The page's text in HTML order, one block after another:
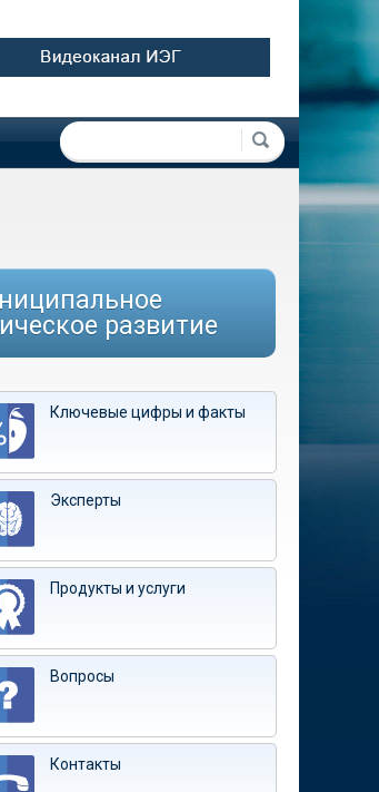
Форма поиска
Поиск
развитие
Ключевые цифры и факты
Эксперты
Продукты и услуги
Вопросы
Контакты